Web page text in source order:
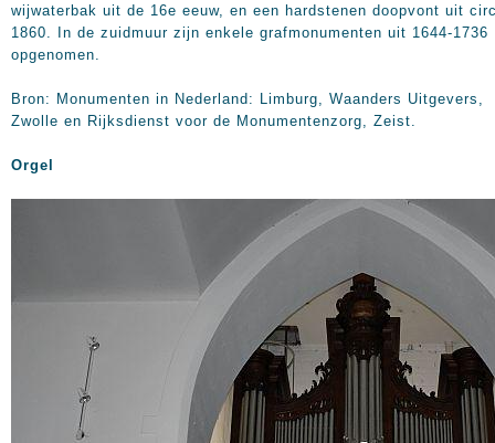
wijwaterbak uit de 16e eeuw, en een hardstenen doopvont uit
1860. In de zuidmuur zijn enkele grafmonumenten uit 1644-1736
opgenomen.
Bron: Monumenten in Nederland: Limburg, Waanders Uitgevers,
Zwolle en Rijksdienst voor de Monumentenzorg, Zeist.
Orgel